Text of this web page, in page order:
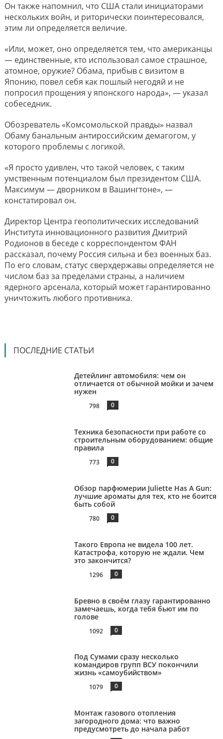
Он также напомнил, что США стали инициаторами
нескольких войн, и риторически поинтересовался,
этим ли определяется величие.
«Или, может, оно определяется тем, что американцы
— единственные, кто использовал самое страшное,
атомное, оружие? Обама, прибыв с визитом в
Японию, повел себя как пошлый негодяй и не
попросил прощения у японского народа», — указал
собеседник.
Обозреватель «Комсомольской правды» назвал
Обаму банальным антироссийским демагогом, у
которого проблемы с логикой.
«Я просто удивлен, что такой человек, с таким
умственным потенциалом был президентом США.
Максимум — дворником в Вашингтоне», —
констатировал он.
Директор Центра геополитических исследований
Института инновационного развития Дмитрий
Родионов в беседе с корреспондентом ФАН
рассказал, почему Россия сильна и без военных баз.
По его словам, статус сверхдержавы определяется не
числом баз за пределами страны, а наличием
ядерного арсенала, который может гарантированно
уничтожить любого противника.
ПОСЛЕДНИЕ СТАТЬИ
Детейлинг автомобиля: чем он
отличается от обычной мойки и зачем
нужен
798 0
Техника безопасности при работе со
строительным оборудованием: общие
правила
773 0
Обзор парфюмерии Juliette Has A Gun:
лучшие ароматы для тех, кто не боится
быть собой
780 0
Такого Европа не видела 100 лет.
Катастрофа, которую не ждали. Чем
это закончится?
1296 0
Бревно в своём глазу гарантированно
замечаешь, когда тебя бьют им по
голове
1092 0
Под Сумами сразу несколько
командиров групп ВСУ покончили
жизнь «самоубийством»
1079 0
Монтаж газового отопления
загородного дома: что важно
предусмотреть до начала работ